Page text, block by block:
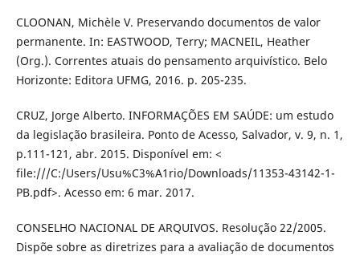
CLOONAN, Michèle V. Preservando documentos de valor
permanente. In: EASTWOOD, Terry; MACNEIL, Heather
(Org.). Correntes atuais do pensamento arquivístico. Belo
Horizonte: Editora UFMG, 2016. p. 205-235.
CRUZ, Jorge Alberto. INFORMAÇÕES EM SAÚDE: um estudo
da legislação brasileira. Ponto de Acesso, Salvador, v. 9, n. 1,
p.111-121, abr. 2015. Disponível em: <
file:///C:/Users/Usu%C3%A1rio/Downloads/11353-43142-1-
PB.pdf>. Acesso em: 6 mar. 2017.
CONSELHO NACIONAL DE ARQUIVOS. Resolução 22/2005.
Dispõe sobre as diretrizes para a avaliação de documentos